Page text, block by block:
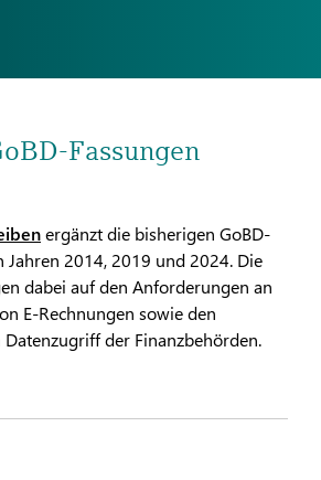
Fassungen
ergänzt die bisherigen GoBD-
Jahren 2014, 2019 und 2024. Die
dabei auf den Anforderungen an
E-Rechnungen sowie den
der Finanzbehörden.